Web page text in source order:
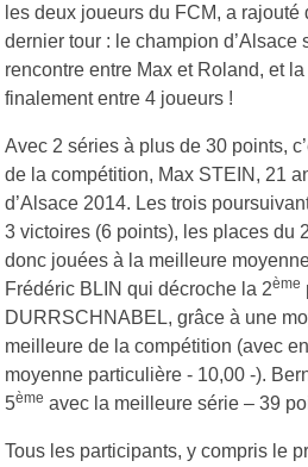
les deux joueurs du FCM, a
dernier tour : le champion d’Alsace
rencontre entre Max et Roland, et
finalement entre 4 joueurs !
Avec 2 séries à plus de 30 points,
de la compétition, Max STEIN, 21
d’Alsace 2014. Les trois
3 victoires (6 points), les places du
donc jouées à la meilleure
Frédéric BLIN qui décroche la 2ème
DURRSCHNABEL, grâce à une
meilleure de la compétition (avec
moyenne particulière - 10,00 -).
5ème avec la meilleure série – 39
Tous les participants, y compris le